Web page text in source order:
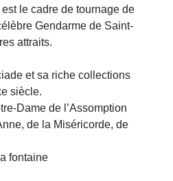
le cadre de tournage de
Gendarme de Saint-
attraits.
et sa riche collections
siècle.
Dame de l’Assomption
de la Miséricorde, de
fontaine